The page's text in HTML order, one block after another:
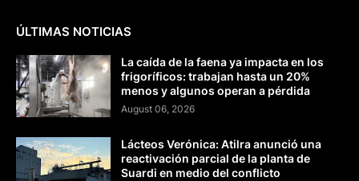
ÚLTIMAS NOTICIAS
La caída de la faena ya impacta en los
frigoríficos: trabajan hasta un 20%
menos y algunos operan a pérdida
August 06, 2026
Lácteos Verónica: Atilra anunció una
reactivación parcial de la planta de
Suardi en medio del conflicto